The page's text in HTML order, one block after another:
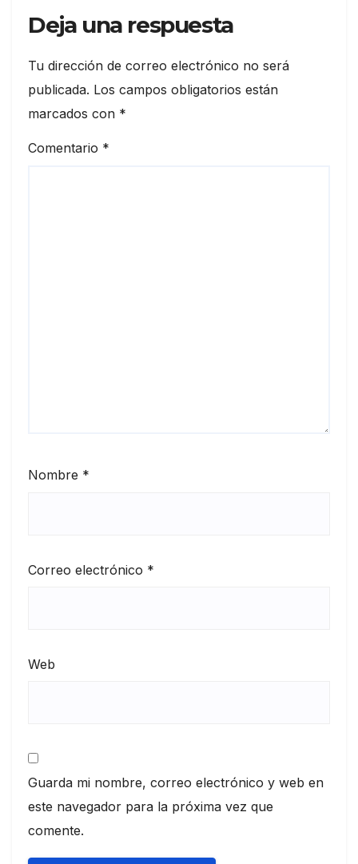
Deja una respuesta
Tu dirección de correo electrónico no será
publicada. Los campos obligatorios están
marcados con *
Comentario *
Nombre *
Correo electrónico *
Web
Guarda mi nombre, correo electrónico y web en
este navegador para la próxima vez que
comente.